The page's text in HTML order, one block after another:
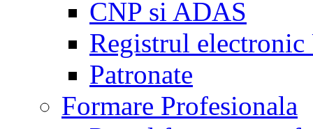
CNP si ADAS
Registrul electronic
Patronate
Formare Profesionala